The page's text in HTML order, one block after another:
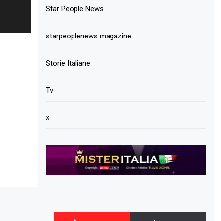
Star People News
starpeoplenews magazine
Storie Italiane
Tv
x